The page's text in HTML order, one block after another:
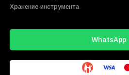
Хранение инструмента
WhatsApp